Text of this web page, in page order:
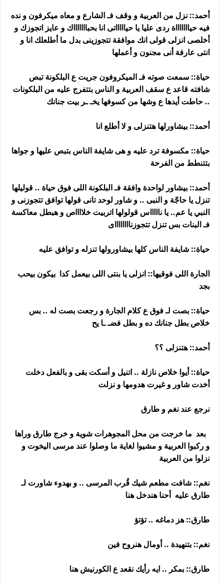
أحمد:: نزل من العربية و وقف فـ الشارع و معاه ميكرفون و نده
فيه حياااااااة ردى عليا يا حياااااتى انا بحباااااااك و عايز اتجوزك و
أخلصى انزلى قولى انك موافقة تتجوزينى بدل ما أطلعلك انا و
انتى عارفة أنى مجنون و أعملها
حياة:: سمعت صوته فـ الميكروفون جريت ع البلكونة تبص
شافته قاعد ع سقف العربية و الناس بتتفرج عليه من البلكونات
.. حاطت أيدها ع وشها من كسوفها يخـ ـر بيت جنانك
أحمد:: بيشاورلها هتنزلى و لا أطلع انا
حياة:: مكسوفة ترد عليه و هى شايفة الناس بتبص عليها و جواها
بتتنطط من الفرحة
أحمد:: بيشاور لواحدة وافقة فـ البلكونة اللى فوق حياة .. قوليلها
تنزل يا حاجّة و النبى .. و شاور لوحد تانى قولها توافق تتجوزنى و
النبي يا عم.. يا ناااااس قولولها اتربيت خلااااص و هبطل معاكسة
فـ البنات بس تنزل تتجوزنااااااااى
حياة:: شايفة الناس كلها بيشاورولها تنزله و توافق عليه
الجارة اللى فوقيها:: انزلى يا بنتى اللى بيعمل كدا بيكون بيحب
بجد
حياة:: بصت لـ فوق ع كلام الجارة و رجعت بصت له .. بس
خلاص بطل جنانك ده و بطل فضـ ـا يح
أحمد:: هتنزلى ؟؟
حياة:: أيوا خلاص نازلة .. اتنيل و أسكت بقى و بالفعل دخلت
أخدت شاور و غيرت هدومها و نزلت
نرجع عند نغم و طارق
بعد ما خرجت من محل المجوهرات شوية و خرج طارق وراها
و ركبوا العربية و مشيوا لغاية ما وصلوا عند مرسى اليخوت و
نزلوا من العربية
نغم:: شافت مطعم شيك قُرب المرسى .. و بهدوء شاورت لـ
طارق عليه أحنا هندخل هنا
طارق:: هز دماغه .. تؤتؤ
نغم:: بتنهيدة .. أومال هنروح فين
طارق:: بمكر .. ايه رأيك نقعد ع الكورنيش هنا